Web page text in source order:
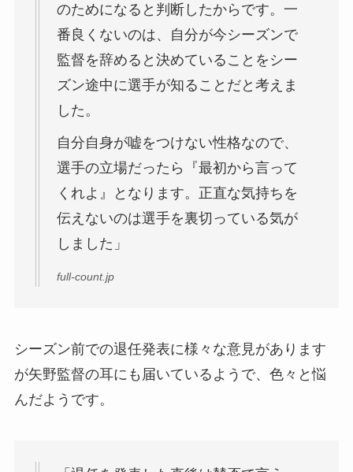
のためになると判断したからです。一
番良くないのは、自分が今シーズンで
監督を辞めると決めていることをシー
ズン途中に選手が知ることだと考えま
した。
自分自身が嘘をつけない性格なので、
選手の立場だったら『最初から言って
くれよ』となります。正直な気持ちを
伝えないのは選手を裏切っている気が
しました」
full-count.jp
シーズン前での退任発表に様々な意見があります
が矢野監督の耳にも届いているようで、色々と悩
んだようです。